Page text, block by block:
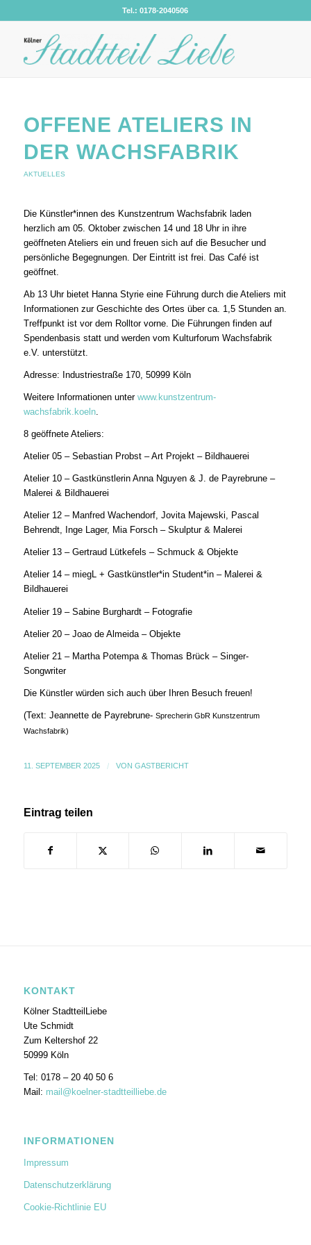
Tel.: 0178-2040506
OFFENE ATELIERS IN
DER WACHSFABRIK
AKTUELLES
Die Künstler*innen des Kunstzentrum Wachsfabrik laden
herzlich am 05. Oktober zwischen 14 und 18 Uhr in ihre
geöffneten Ateliers ein und freuen sich auf die Besucher und
persönliche Begegnungen. Der Eintritt ist frei. Das Café ist
geöffnet.
Ab 13 Uhr bietet Hanna Styrie eine Führung durch die Ateliers mit
Informationen zur Geschichte des Ortes über ca. 1,5 Stunden an.
Treffpunkt ist vor dem Rolltor vorne. Die Führungen finden auf
Spendenbasis statt und werden vom Kulturforum Wachsfabrik
e.V. unterstützt.
Adresse: Industriestraße 170, 50999 Köln
Weitere Informationen unter www.kunstzentrum-
wachsfabrik.koeln.
8 geöffnete Ateliers:
Atelier 05 – Sebastian Probst – Art Projekt – Bildhauerei
Atelier 10 – Gastkünstlerin Anna Nguyen & J. de Payrebrune –
Malerei & Bildhauerei
Atelier 12 – Manfred Wachendorf, Jovita Majewski, Pascal
Behrendt, Inge Lager, Mia Forsch – Skulptur & Malerei
Atelier 13 – Gertraud Lütkefels – Schmuck & Objekte
Atelier 14 – miegL + Gastkünstler*in Student*in – Malerei &
Bildhauerei
Atelier 19 – Sabine Burghardt – Fotografie
Atelier 20 – Joao de Almeida – Objekte
Atelier 21 – Martha Potempa & Thomas Brück – Singer-
Songwriter
Die Künstler würden sich auch über Ihren Besuch freuen!
(Text: Jeannette de Payrebrune- Sprecherin GbR Kunstzentrum
Wachsfabrik)
11. SEPTEMBER 2025 / VON GASTBERICHT
Eintrag teilen
KONTAKT
Kölner StadtteilLiebe
Ute Schmidt
Zum Keltershof 22
50999 Köln
Tel: 0178 – 20 40 50 6
Mail: mail@koelner-stadtteilliebe.de
INFORMATIONEN
Impressum
Datenschutzerklärung
Cookie-Richtlinie EU